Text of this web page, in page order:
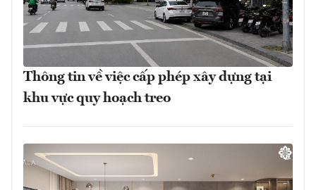
Thông tin về việc cấp phép xây dựng tại
khu vực quy hoạch treo